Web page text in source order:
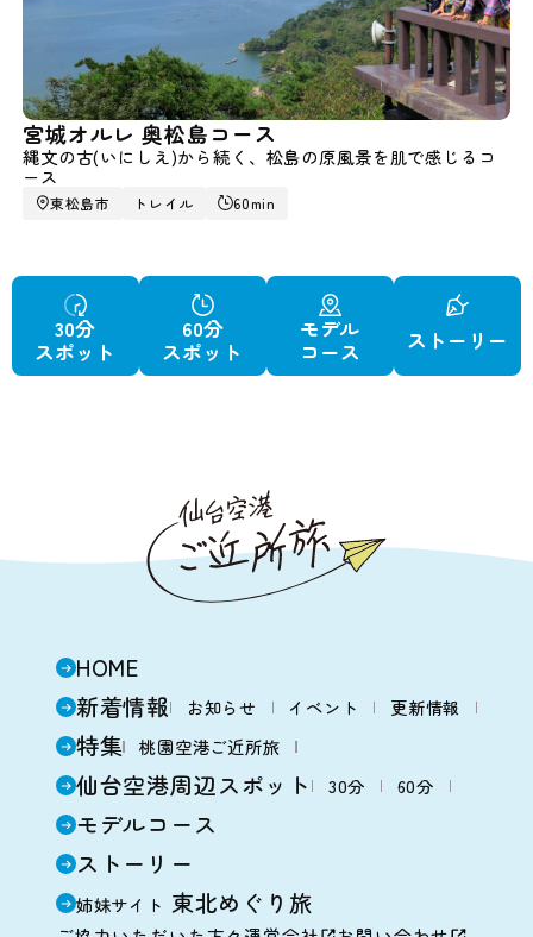
宮城オルレ 奥松島コース
縄文の古(いにしえ)から続く、松島の原風景を肌で感じるコ
ース
東松島市 トレイル 60min
30分
スポット
60分
スポット
モデル
コース
ストーリー
HOME
新着情報
お知らせ イベント 更新情報
特集 桃園空港ご近所旅
仙台空港周辺スポット 30分 60分
モデルコース
ストーリー
姉妹サイト 東北めぐり旅